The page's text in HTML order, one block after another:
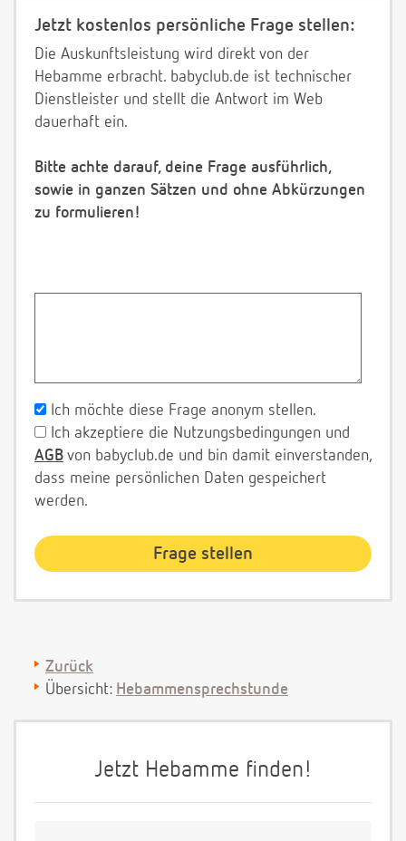
Jetzt kostenlos persönliche Frage stellen:
Die Auskunftsleistung wird direkt von der
Hebamme erbracht. babyclub.de ist technischer
Dienstleister und stellt die Antwort im Web
dauerhaft ein.
Bitte achte darauf, deine Frage ausführlich,
sowie in ganzen Sätzen und ohne Abkürzungen
zu formulieren!
Ich möchte diese Frage anonym stellen.
Ich akzeptiere die Nutzungsbedingungen und
AGB von babyclub.de und bin damit einverstanden,
dass meine persönlichen Daten gespeichert
werden.
Zurück
Übersicht: Hebammensprechstunde
Jetzt Hebamme finden!